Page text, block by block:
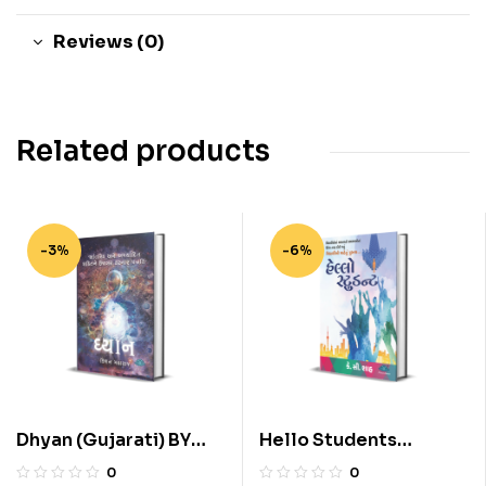
Reviews (0)
Related products
-3%
Dhyan (Gujarati) BY
Sanket Raval (Kishan
0
-6%
Hello Students
(Gujarati) BY K. C. Shah
0